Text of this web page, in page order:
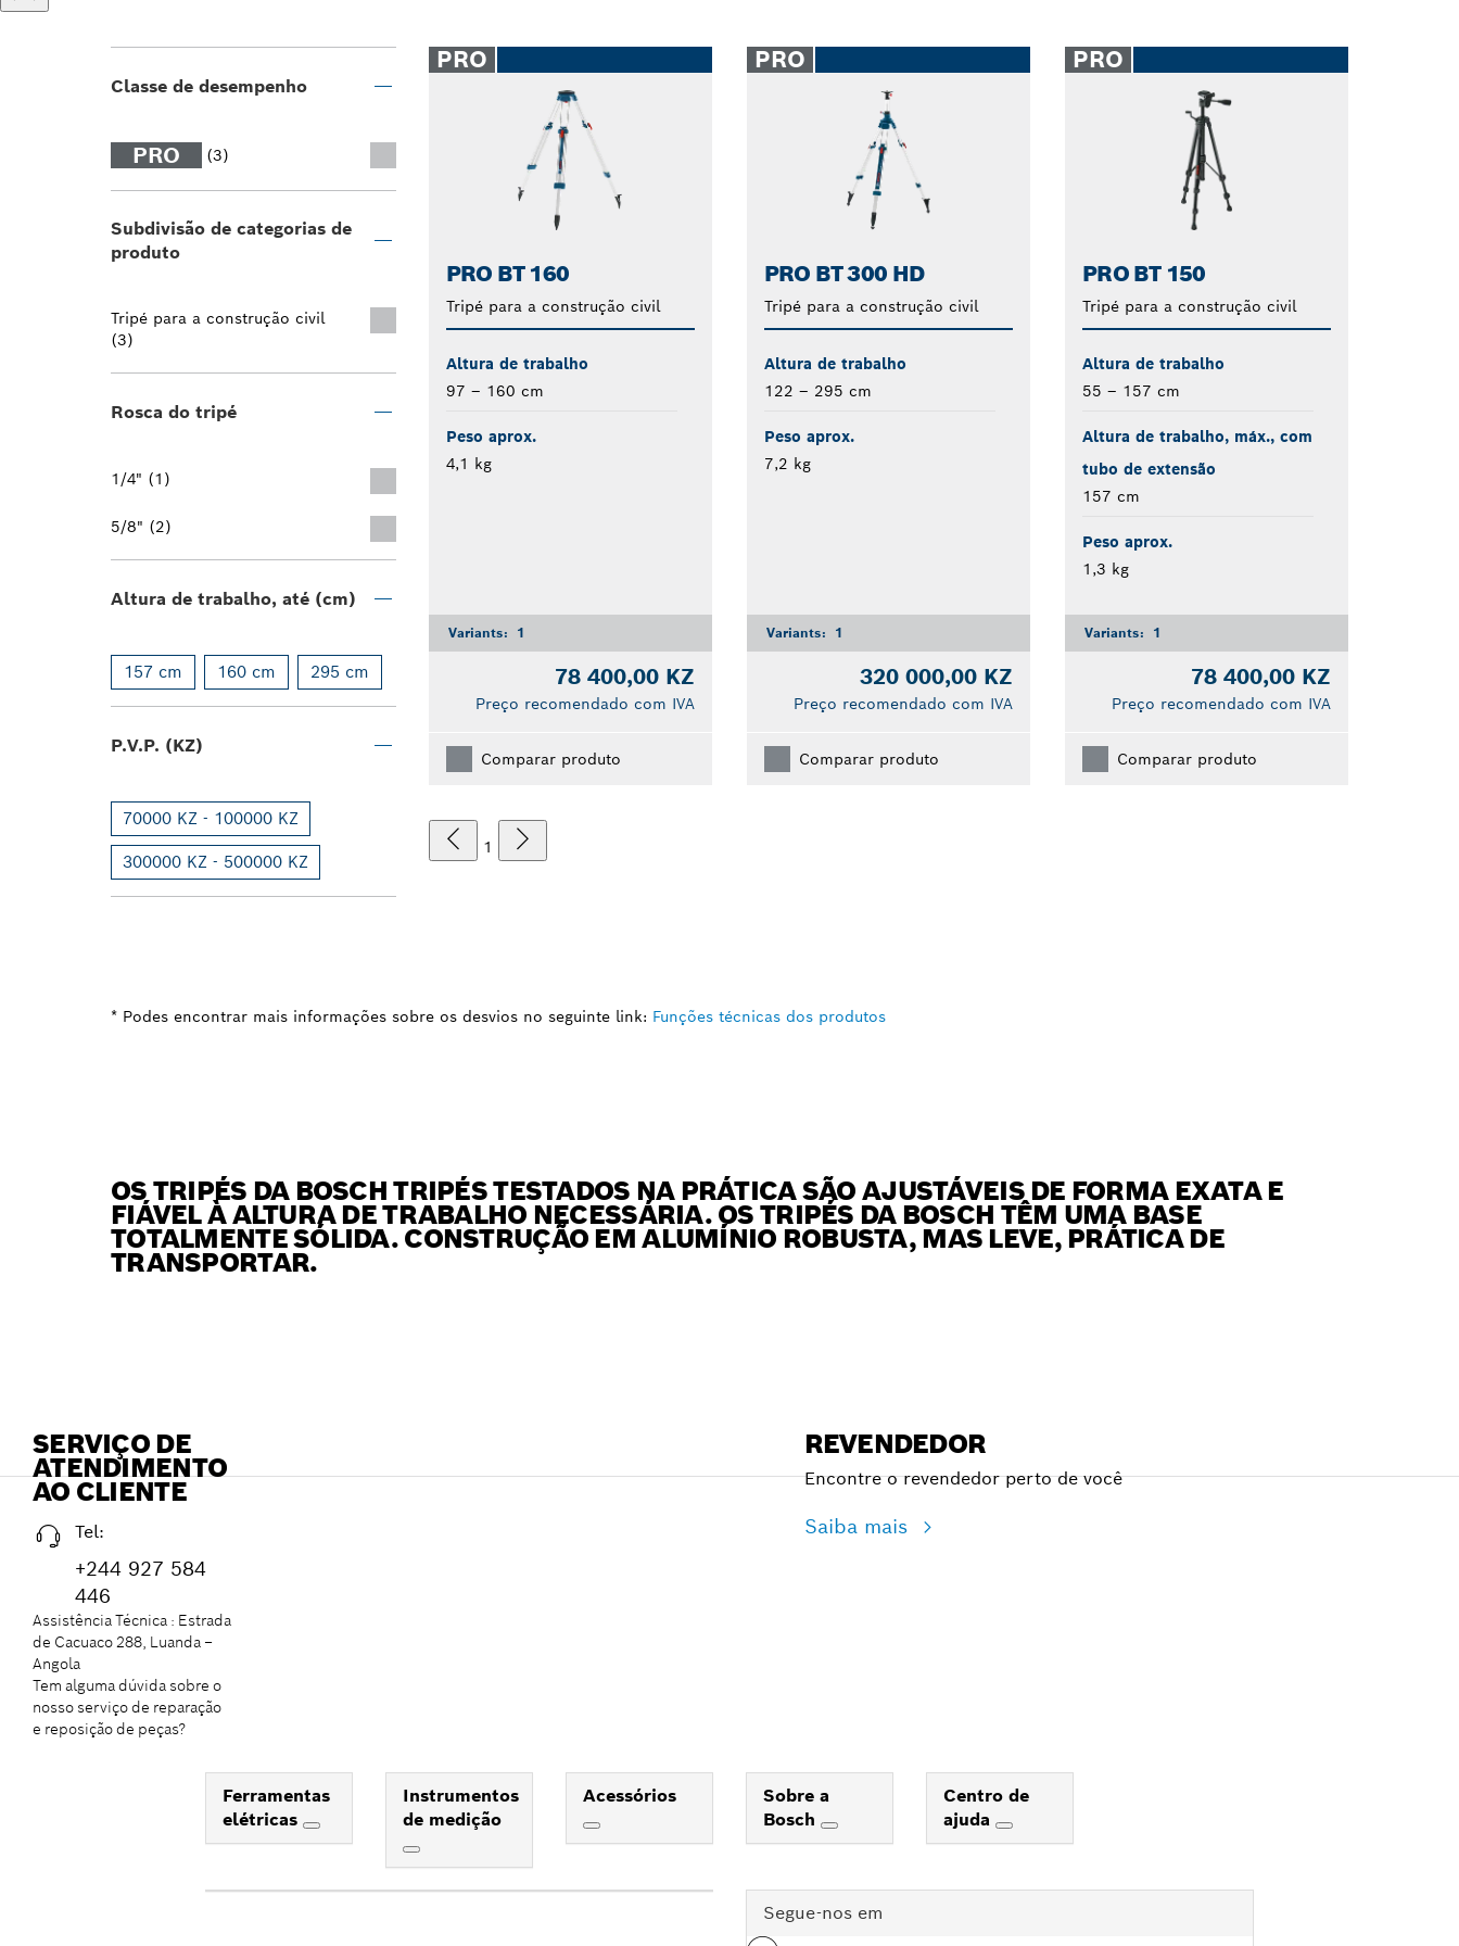
Classe de desempenho
PRO (3)
Subdivisão de categorias de
produto
Tripé para a construção civil
(3)
Rosca do tripé
1/4" (1)
5/8" (2)
Altura de trabalho, até (cm)
157 cm 160 cm 295 cm
P.V.P. (KZ)
70000 KZ - 100000 KZ
300000 KZ - 500000 KZ
PRO
PRO BT 160
Tripé para a construção civil
Altura de trabalho
97 – 160 cm
Peso aprox.
4,1 kg
Variants: 1
78 400,00 KZ
Preço recomendado com IVA
Comparar produto
PRO
PRO BT 300 HD
Tripé para a construção civil
Altura de trabalho
122 – 295 cm
Peso aprox.
7,2 kg
Variants: 1
320 000,00 KZ
Preço recomendado com IVA
Comparar produto
PRO
PRO BT 150
Tripé para a construção civil
Altura de trabalho
55 – 157 cm
Altura de trabalho, máx., com
tubo de extensão
157 cm
Peso aprox.
1,3 kg
Variants: 1
78 400,00 KZ
Preço recomendado com IVA
Comparar produto
1
* Podes encontrar mais informações sobre os desvios no seguinte link: Funções técnicas dos produtos
OS TRIPÉS DA BOSCH TRIPÉS TESTADOS NA PRÁTICA SÃO AJUSTÁVEIS DE FORMA EXATA E
FIÁVEL À ALTURA DE TRABALHO NECESSÁRIA. OS TRIPÉS DA BOSCH TÊM UMA BASE
TOTALMENTE SÓLIDA. CONSTRUÇÃO EM ALUMÍNIO ROBUSTA, MAS LEVE, PRÁTICA DE
TRANSPORTAR.
SERVIÇO DE
ATENDIMENTO
AO CLIENTE
Tel:
+244 927 584
446
Assistência Técnica : Estrada
de Cacuaco 288, Luanda –
Angola
Tem alguma dúvida sobre o
nosso serviço de reparação
e reposição de peças?
REVENDEDOR
Encontre o revendedor perto de você
Saiba mais
Ferramentas
elétricas
Instrumentos
de medição
Acessórios
Sobre a
Bosch
Centro de
ajuda
Segue-nos em